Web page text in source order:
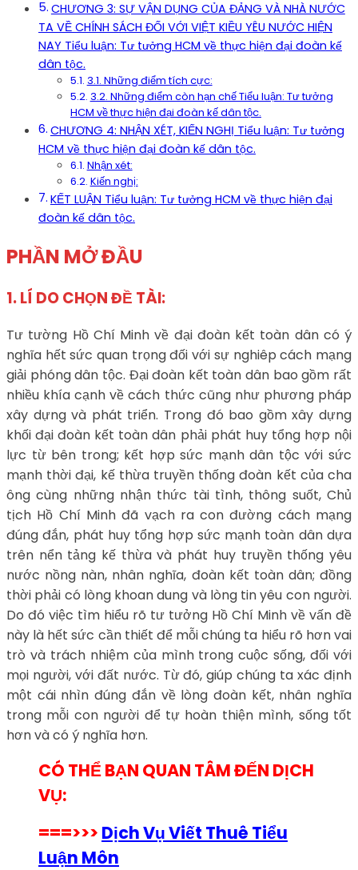
CHƯƠNG 3: SỰ VẬN DỤNG CỦA ĐẢNG VÀ NHÀ NƯỚC
TA VỀ CHÍNH SÁCH ĐỐI VỚI VIỆT KIỀU YÊU NƯỚC HIỆN
NAY Tiểu luận: Tư tưởng HCM về thực hiện đại đoàn kế
dân tộc.
3.1. Những điểm tích cực:
3.2. Những điểm còn hạn chế Tiểu luận: Tư tưởng
HCM về thực hiện đại đoàn kế dân tộc.
CHƯƠNG 4: NHẬN XÉT, KIẾN NGHỊ Tiểu luận: Tư tưởng
HCM về thực hiện đại đoàn kế dân tộc.
Nhận xét:
Kiến nghị:
KẾT LUẬN Tiểu luận: Tư tưởng HCM về thực hiện đại
đoàn kế dân tộc.
PHẦN MỞ ĐẦU
1. LÍ DO CHỌN ĐỀ TÀI:
Tư tường Hồ Chí Minh về đại đoàn kết toàn dân có ý
nghĩa hết sức quan trọng đối với sự nghiêp cách mạng
giải phóng dân tộc. Đại đoàn kết toàn dân bao gồm rất
nhiều khía cạnh về cách thức cũng như phương pháp
xây dựng và phát triển. Trong đó bao gồm xây dựng
khối đại đoàn kết toàn dân phải phát huy tổng hợp nội
lực từ bên trong; kết hợp sức mạnh dân tộc với sức
mạnh thời đại, kế thừa truyền thống đoàn kết của cha
ông cùng những nhận thức tài tình, thông suốt, Chủ
tịch Hồ Chí Minh đã vạch ra con đường cách mạng
đúng đắn, phát huy tổng hợp sức mạnh toàn dân dựa
trên nển tảng kế thừa và phát huy truyền thống yêu
nước nồng nàn, nhân nghĩa, đoàn kết toàn dân; đồng
thời phải có lòng khoan dung và lòng tin yêu con người.
Do đó việc tìm hiểu rõ tư tưởng Hồ Chí Minh về vấn đề
này là hết sức cần thiết để mỗi chúng ta hiểu rõ hơn vai
trò và trách nhiệm của mình trong cuộc sống, đối với
mọi người, với đất nước. Từ đó, giúp chúng ta xác định
một cái nhìn đúng đắn về lòng đoàn kết, nhân nghĩa
trong mỗi con người để tự hoàn thiện mình, sống tốt
hơn và có ý nghĩa hơn.
CÓ THỂ BẠN QUAN TÂM ĐẾN DỊCH
VỤ:
===>>> Dịch Vụ Viết Thuê Tiểu
Luận Môn